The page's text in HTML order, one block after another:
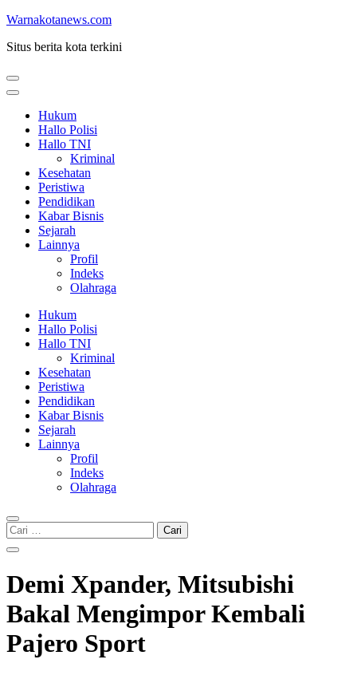
Lompat
konten
Enter)
Warnakotanews.com
Situs berita kota terkini
Hukum
Hallo Polisi
Hallo TNI
Kriminal
Kesehatan
Peristiwa
Pendidikan
Kabar Bisnis
Sejarah
Lainnya
Profil
Indeks
Olahraga
Hukum
Hallo Polisi
Hallo TNI
Kriminal
Kesehatan
Peristiwa
Pendidikan
Kabar Bisnis
Sejarah
Lainnya
Profil
Indeks
Olahraga
Cari
untuk:
Demi Xpander, Mitsubishi
Bakal Mengimpor Kembali
Pajero Sport